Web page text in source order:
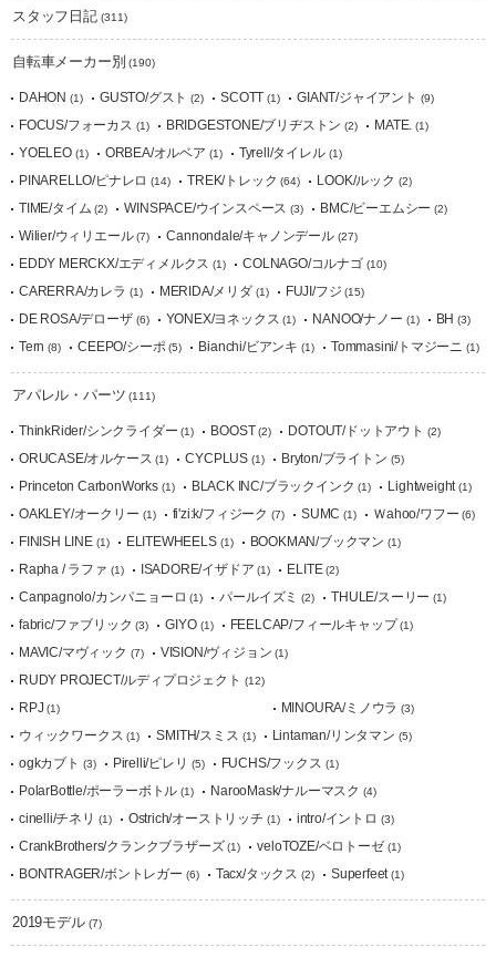
スタッフ日記(311)
自転車メーカー別 (190)
DAHON (1) GUSTO/グスト (2) SCOTT (1) GIANT/ジャイアント (9)
FOCUS/フォーカス (1) BRIDGESTONE/ブリヂストン (2) MATE. (1)
YOELEO(1) ORBEA/オルベア (1) Tyrell/タイレル(1)
PINARELLO/ピナレロ (14) TREK/トレック (64) LOOK/ルック (2)
TIME/タイム (2) WINSPACE/ウインスペース (3) BMC/ビーエムシー (2)
Wilier/ウィリエール(7) Cannondale/キャノンデール(27)
EDDY MERCKX/エディメルクス (1) COLNAGO/コルナゴ (10)
CARERRA/カレラ (1) MERIDA/メリダ (1) FUJI/フジ (15)
DE ROSA/デローザ (6) YONEX/ヨネックス (1) NANOO/ナノー (1) BH (3)
Tern (8) CEEPO/シーポ (5) Bianchi/ビアンキ (1) Tommasini/トマジーニ (1)
アパレル・パーツ (111)
ThinkRider/シンクライダー (1) BOOST (2) DOTOUT/ドットアウト (2)
ORUCASE/オルケース (1) CYCPLUS (1) Bryton/ブライトン (5)
Princeton CarbonWorks(1) BLACK INC/ブラックインク (1) Lightweight (1)
OAKLEY/オークリー (1) fi'zi:k/フィジーク (7) SUMC (1) Ｗahoo/ワフー (6)
FINISH LINE (1) ELITEWHEELS(1) BOOKMAN/ブックマン (1)
Rapha / ラファ (1) ISADORE/イザドア (1) ELITE (2)
Canpagnolo/カンパニョーロ (1) パールイズミ (2) THULE/スーリー (1)
fabric/ファブリック (3) GIYO(1) FEELCAP/フィールキャップ(1)
MAVIC/マヴィック (7) VISION/ヴィジョン (1)
RUDY PROJECT/ルディプロジェクト (12)
RPJ (1) MINOURA/ミノウラ (3)
ウィックワークス (1) SMITH/スミス (1) Lintaman/リンタマン (5)
ogkカブト (3) Pirelli/ピレリ (5) FUCHS/フックス (1)
PolarBottle/ポーラーボトル (1) NarooMask/ナルーマスク (4)
cinelli/チネリ (1) Ostrich/オーストリッチ (1) intro/イントロ (3)
CrankBrothers/クランクブラザーズ (1) veloTOZE/ベロトーゼ(1)
BONTRAGER/ボントレガー (6) Tacx/タックス (2) Superfeet (1)
2019モデル(7)